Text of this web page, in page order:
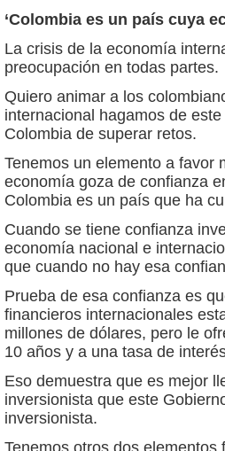
‘Colombia es un país cuya
La crisis de la economía
preocupación en todas partes.
Quiero animar a los
internacional hagamos de
Colombia de superar retos.
Tenemos un elemento a favor
economía goza de confianza
Colombia es un país que ha
Cuando se tiene confianza
economía nacional e
que cuando no hay esa
Prueba de esa confianza es
financieros internacionales
millones de dólares, pero le
10 años y a una tasa de
Eso demuestra que es mejor
inversionista que este
inversionista.
Tenemos otros dos